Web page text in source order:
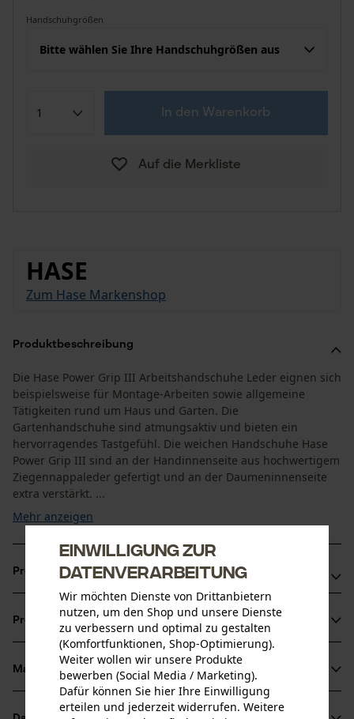
Handschuhgrößen
Bitte wählen Sie Ihre Handschuhgrößen aus
In den Warenkorb
Auf die Merkliste
HASE
Zum Hase Markenshop
Produktbeschreibung
Die Hase Power Grip III Arbeitshandschuhe Leder eignen sich
beispielsweise für Montage-Arbeiten sowie allgemeine
Tätigkeiten rund um Haus und Garten. Die
Gartenhandschuhe sind atmungsaktiv und bieten ein
hervorragendes Tastgefühl. Die weichen Handschuhe Hase
Power Grip III sind an der Handinnenseite aus hochwertigem
Ziegennappaleder gefertigt und an der Daumeninnenseite
extra verstärkt. ...
Mehr anzeigen
Produktvorteile
Verstellbares Neoprenbündchen mit Klettverschluss
Gartenhandschuhe mit guten Griffeigenschaften
Oberer Teil der Handschuhe aus flexiblem Microgewebe
Produktinformationen
Produktdetails
Aktivitätstyp
Material & Pflege
Einwilligung zur
Datenverarbeitung
Wir möchten Dienste von Drittanbietern
nutzen, um den Shop und unsere Dienste
zu verbessern und optimal zu gestalten
(Komfortfunktionen, Shop-Optimierung).
Weiter wollen wir unsere Produkte
bewerben (Social Media / Marketing).
Dafür können Sie hier Ihre Einwilligung
erteilen und jederzeit widerrufen. Weitere